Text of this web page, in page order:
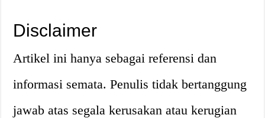
Disclaimer
Artikel ini hanya sebagai referensi dan
informasi semata. Penulis tidak bertanggung
jawab atas segala kerusakan atau kerugian